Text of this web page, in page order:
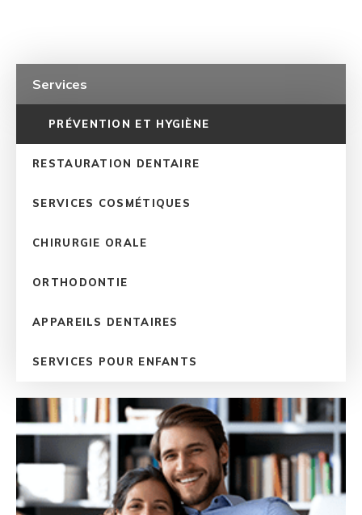
Services
PRÉVENTION ET HYGIÈNE
RESTAURATION DENTAIRE
SERVICES COSMÉTIQUES
CHIRURGIE ORALE
ORTHODONTIE
APPAREILS DENTAIRES
SERVICES POUR ENFANTS